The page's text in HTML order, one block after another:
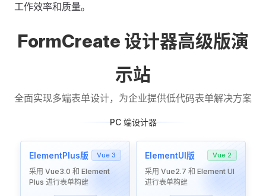
工作效率和质量。
FormCreate 设计器高级版演
示站
全面实现多端表单设计，为企业提供低代码表单解决方案
PC 端设计器
ElementPlus版 Vue 3
采用 Vue3.0 和 Element
Plus 进行表单构建
ElementUI版 Vue 2
采用 Vue2.7 和 Element UI
进行表单构建